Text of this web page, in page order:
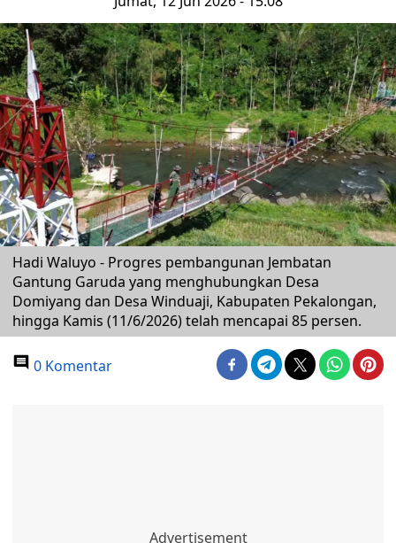
Hadi Waluyo - Progres pembangunan Jembatan
Gantung Garuda yang menghubungkan Desa
Domiyang dan Desa Winduaji, Kabupaten Pekalongan,
hingga Kamis (11/6/2026) telah mencapai 85 persen.
0 Komentar